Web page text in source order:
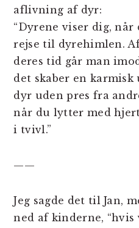
aflivning af dyr:
“Dyrene viser dig,
rejse til dyrehimlen.
deres tid går man
det skaber en
dyr uden pres fra
når du lytter med
i tvivl.”
——
Jeg sagde det til Jan,
ned af kinderne,